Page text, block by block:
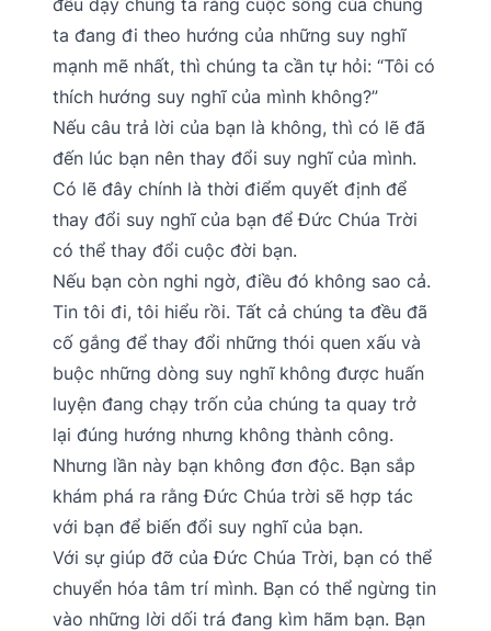
đều dạy chúng ta rằng cuộc sống của chúng
ta đang đi theo hướng của những suy nghĩ
mạnh mẽ nhất, thì chúng ta cần tự hỏi: “Tôi có
thích hướng suy nghĩ của mình không?”
Nếu câu trả lời của bạn là không, thì có lẽ đã
đến lúc bạn nên thay đổi suy nghĩ của mình.
Có lẽ đây chính là thời điểm quyết định để
thay đổi suy nghĩ của bạn để Đức Chúa Trời
có thể thay đổi cuộc đời bạn.
Nếu bạn còn nghi ngờ, điều đó không sao cả.
Tin tôi đi, tôi hiểu rồi. Tất cả chúng ta đều đã
cố gắng để thay đổi những thói quen xấu và
buộc những dòng suy nghĩ không được huấn
luyện đang chạy trốn của chúng ta quay trở
lại đúng hướng nhưng không thành công.
Nhưng lần này bạn không đơn độc. Bạn sắp
khám phá ra rằng Đức Chúa trời sẽ hợp tác
với bạn để biến đổi suy nghĩ của bạn.
Với sự giúp đỡ của Đức Chúa Trời, bạn có thể
chuyển hóa tâm trí mình. Bạn có thể ngừng tin
vào những lời dối trá đang kìm hãm bạn. Bạn